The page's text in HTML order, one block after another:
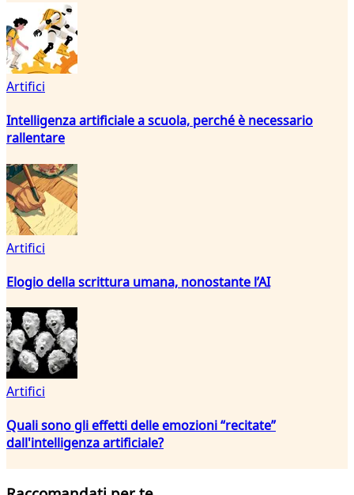
Artifici
Intelligenza artificiale a scuola, perché è necessario
rallentare
Artifici
Elogio della scrittura umana, nonostante l’AI
Artifici
Quali sono gli effetti delle emozioni “recitate”
dall'intelligenza artificiale?